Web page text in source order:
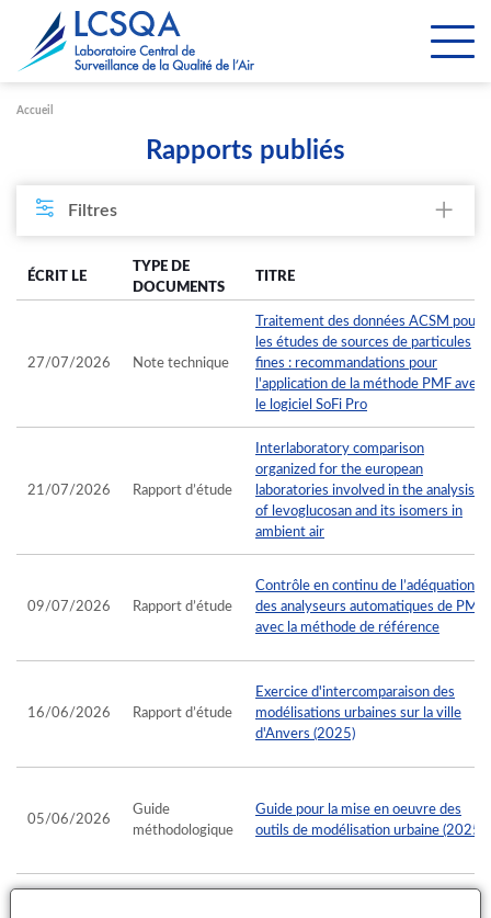
Accueil
Rapports publiés
Filtres
ÉCRIT LE
TYPE DE
DOCUMENTS
TITRE
27/07/2026 Note technique
Traitement des données ACSM pour
les études de sources de particules
fines : recommandations pour
l'application de la méthode PMF avec
le logiciel SoFi Pro
21/07/2026 Rapport d’étude
Interlaboratory comparison
organized for the european
laboratories involved in the analysis
of levoglucosan and its isomers in
ambient air
09/07/2026 Rapport d’étude
Contrôle en continu de l’adéquation
des analyseurs automatiques de PM
avec la méthode de référence
16/06/2026 Rapport d’étude
Exercice d'intercomparaison des
modélisations urbaines sur la ville
d'Anvers (2025)
05/06/2026
Guide
méthodologique
Guide pour la mise en oeuvre des
outils de modélisation urbaine (2025)
Paramétrer les cookies